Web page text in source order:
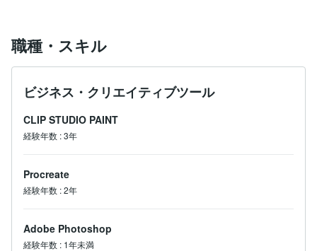
職種・スキル
ビジネス・クリエイティブツール
CLIP STUDIO PAINT
経験年数 :3年
Procreate
経験年数 :2年
Adobe Photoshop
経験年数 : 1年未満